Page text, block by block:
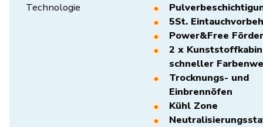
Technologie
5St.
Power&Free
2 x
schneller
Trocknungs- und
Einbrennöfen
Kühl Zone